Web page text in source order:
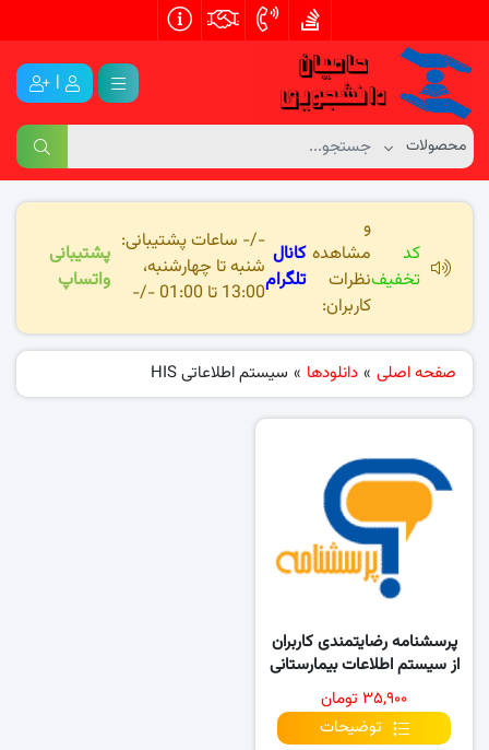
|
کد
تخفیف
و
مشاهده
نظرات
کاربران:
کانال
تلگرام
-/- ساعات پشتیبانی:
شنبه تا چهارشنبه،
13:00 تا 01:00 -/-
پشتیبانی
واتساپ
صفحه اصلی » دانلودها » سیستم اطلاعاتی HIS
پرسشنامه رضایتمندی کاربران
از سیستم اطلاعات بیمارستانی
HIS۳۵,۹۰۰ تومان
توضیحات